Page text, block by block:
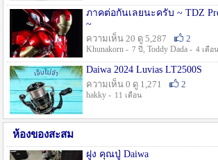
ภาคต่อกันเลยนะครับ ~ TDZ
~
ความเห็น 20 ดู 5,287
2
Khunakorn - 7 ปี , Toddy Dada - 4 เดือน
Daiwa 2024 Luvias LT2500S
ความเห็น 0 ดู 1,271
2
hakky - 11 เดือน
ห้องของสะสม
ฝูง คุณปู่ Daiwa